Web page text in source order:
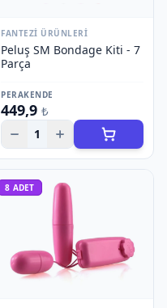
FANTEZI ÜRÜNLERI
Peluş SM Bondage Kiti - 7
Parça
PERAKENDE
449,9 ₺
1
8 ADET